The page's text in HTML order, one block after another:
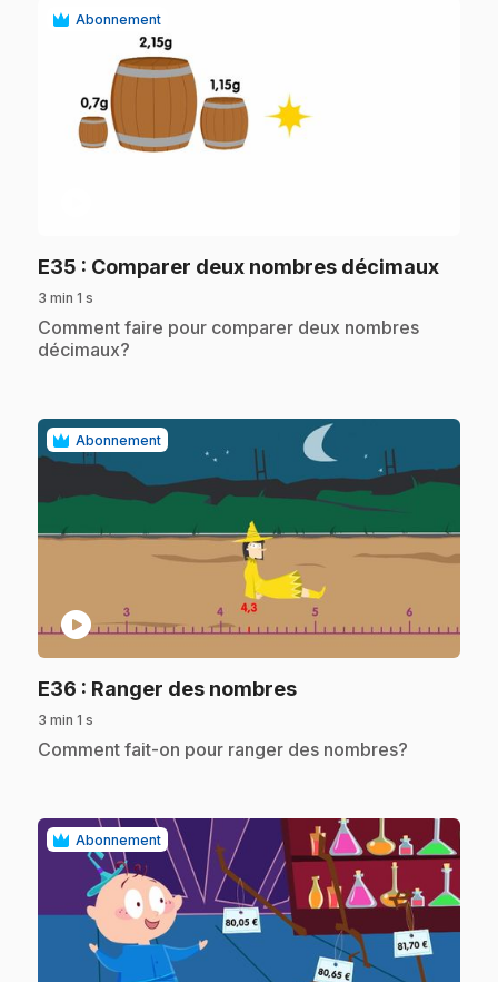
Abonnement
E35 : Comparer deux nombres décimaux.
3 min 1 s
.Comment faire pour comparer deux nombres
décimaux?
Abonnement
play_circle
E36 : Ranger des nombres.
3 min 1 s
.Comment fait-on pour ranger des nombres?
Abonnement